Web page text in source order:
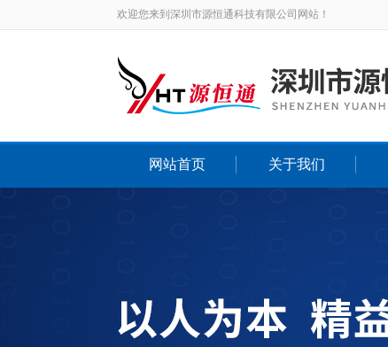
欢迎您来到深圳市源恒通科技有限公司网站！
网站首页 关于我们